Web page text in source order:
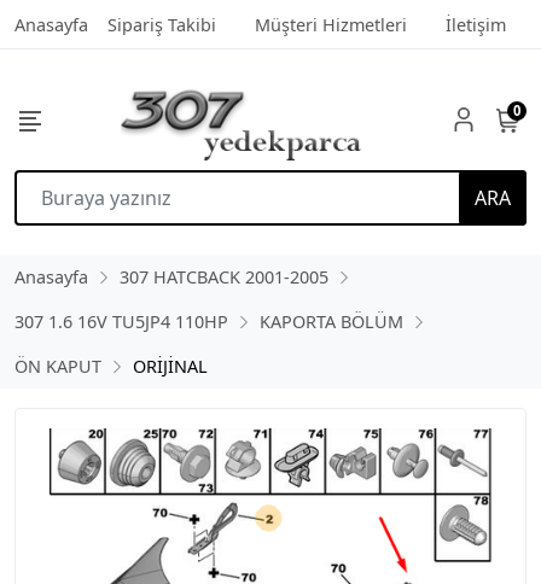
Anasayfa Sipariş Takibi Müşteri Hizmetleri İletişim
ARA
0
Anasayfa
307 HATCBACK 2001-2005
307 1.6 16V TU5JP4 110HP
KAPORTA BÖLÜM
ÖN KAPUT
ORİJİNAL